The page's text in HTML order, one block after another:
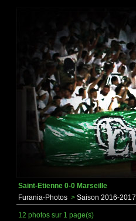
Saint-Etienne 0-0 Marseille
Furania-Photos > Saison 2016-2017
12 photos sur 1 page(s)